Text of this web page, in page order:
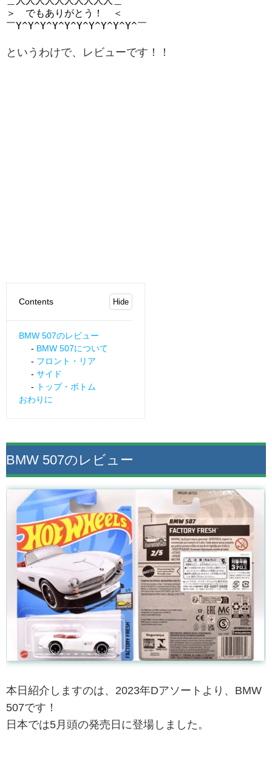
＞　でもありがとう！　＜
￣Y^Y^Y^Y^Y^Y^Y^Y^Y^Y^￣
というわけで、レビューです！！
Contents
BMW 507のレビュー
BMW 507について
フロント・リア
サイド
トップ・ボトム
おわりに
BMW 507のレビュー
本日紹介しますのは、2023年Dアソートより、BMW
507です！
日本では5月頭の発売日に登場しました。